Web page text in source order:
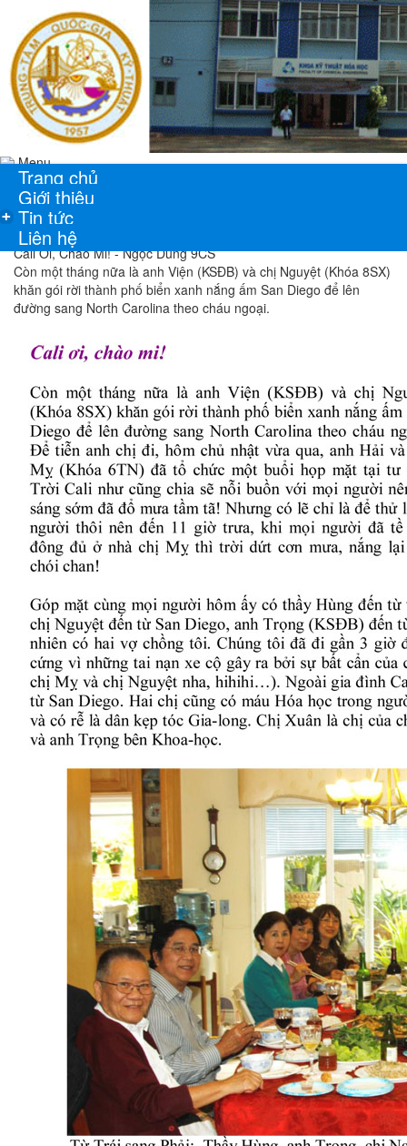
Menu
Trang chủ
Giới thiệu
+ Tin tức
Liên hệ
Cali Ơi, Chào Mi! - Ngọc Dung 9CS
Còn một tháng nữa là anh Viện (KSĐB) và chị Nguyệt (Khóa 8SX)
khăn gói rời thành phố biển xanh nắng ấm San Diego để lên
đường sang North Carolina theo cháu ngoại.